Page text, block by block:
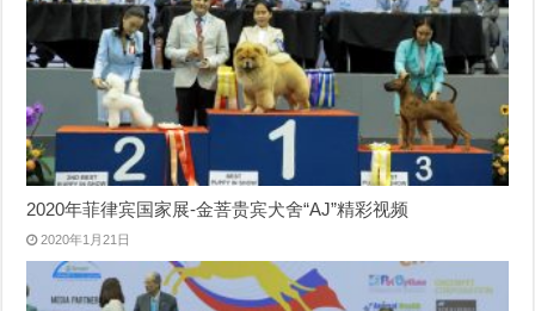
2020年菲律宾国家展-金菩贵宾犬舍“AJ”精彩视频
2020年1月21日